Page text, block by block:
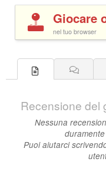
Giocare
nel tuo browser
Recensione del
Nessuna
Puoi aiutarci